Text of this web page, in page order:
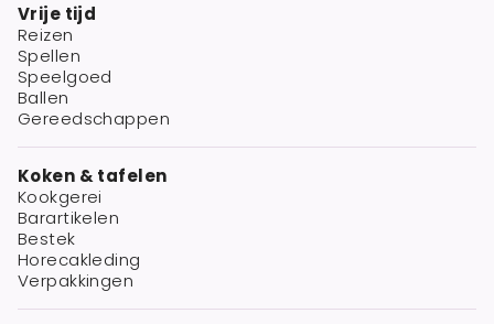
Vrije tijd
Reizen
Spellen
Speelgoed
Ballen
Gereedschappen
Koken & tafelen
Kookgerei
Barartikelen
Bestek
Horecakleding
Verpakkingen